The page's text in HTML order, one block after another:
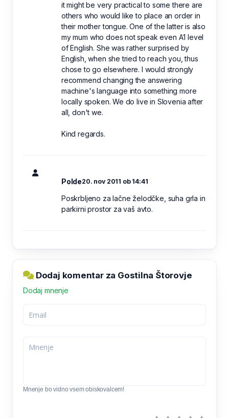
it might be very practical to some there are
others who would like to place an order in
their mother tongue. One of the latter is also
my mum who does not speak even A1 level
of English. She was rather surprised by
English, when she tried to reach you, thus
chose to go elsewhere. I would strongly
recommend changing the answering
machine's language into something more
locally spoken. We do live in Slovenia after
all, don't we.
Kind regards.
Polde20. nov 2011 ob 14:41
Poskrbljeno za lačne želodčke, suha grla in
parkirni prostor za vaš avto.
Dodaj komentar za Gostilna Štorovje
Dodaj mnenje
Mnenje bo vidno vsem obiskovalcem!